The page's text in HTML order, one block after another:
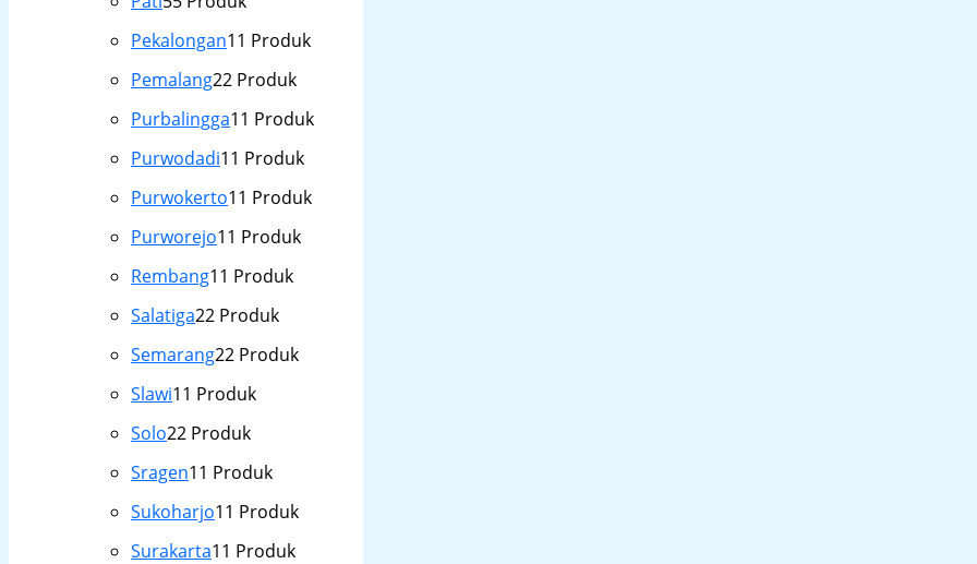
Pekalongan11 Produk
Pemalang22 Produk
Purbalingga11 Produk
Purwodadi11 Produk
Purwokerto11 Produk
Purworejo11 Produk
Rembang11 Produk
Salatiga22 Produk
Semarang22 Produk
Slawi11 Produk
Solo22 Produk
Sragen11 Produk
Sukoharjo11 Produk
Surakarta11 Produk